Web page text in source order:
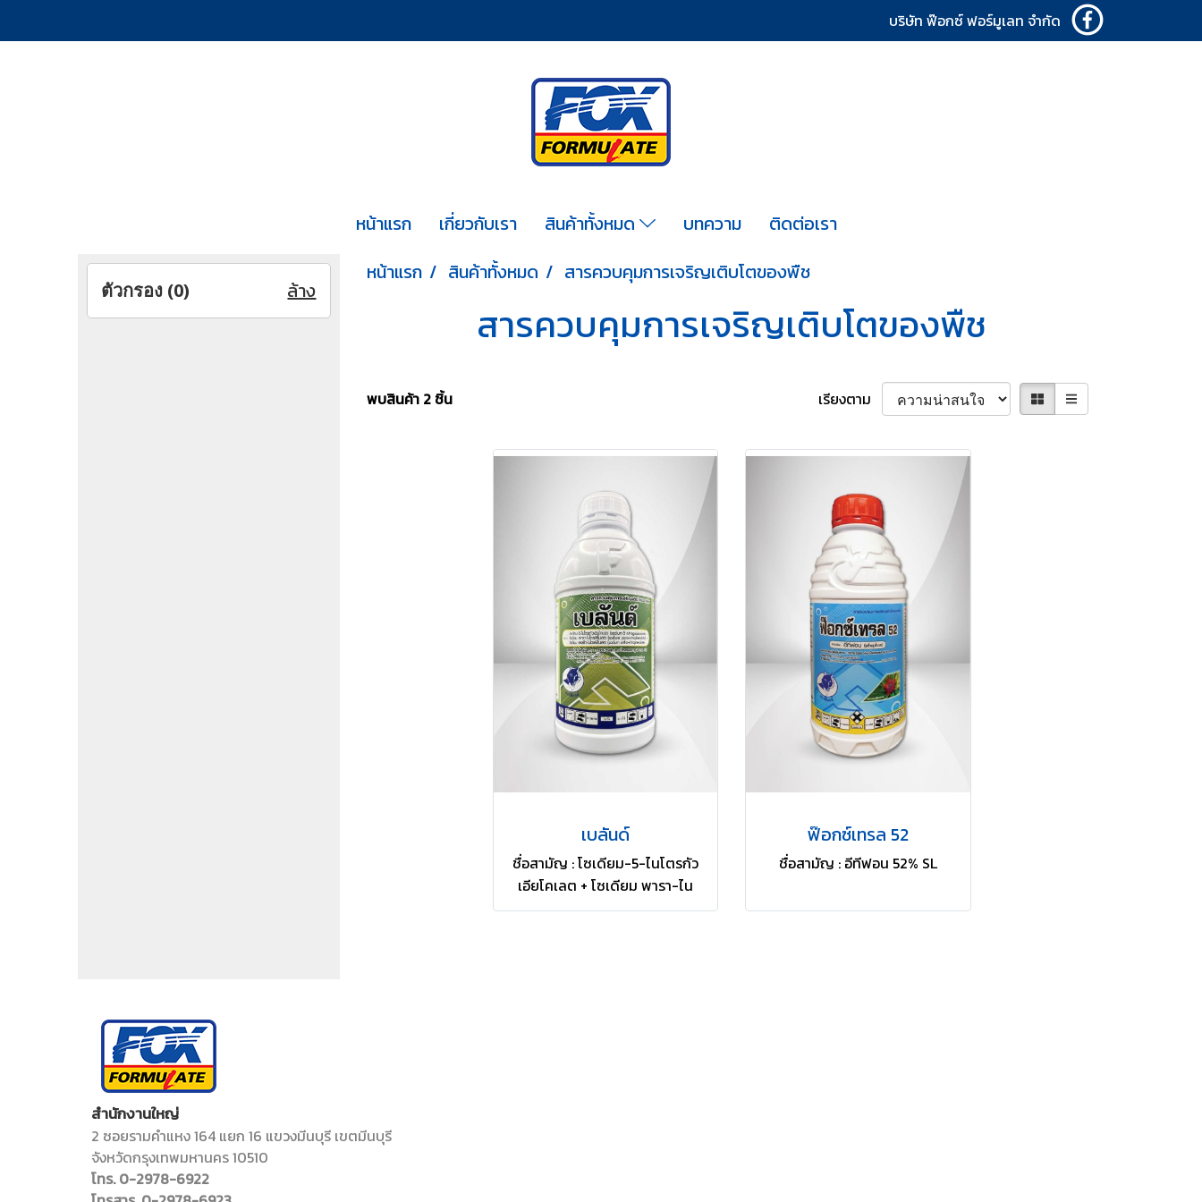
บริษัท ฟ๊อกซ์ ฟอร์มูเลท จำกัด
หน้าแรก เกี่ยวกับเรา สินค้าทั้งหมด บทความ
ติดต่อเรา
หน้าแรก
สินค้าทั้งหมด สารควบคุมการเจริญเติบโตของพืช
สารควบคุมการเจริญเติบโตของพืช
พบสินค้า 2 ชิ้น เรียงตาม
เบลันด์
ชื่อสามัญ : โซเดียม-5-ไนโตรกัว
เอียโคเลต + โซเดียม พารา-ไน
โตรฟีโนเลต + โซเดียม ออร์โท-ไน
ฟ๊อกซ์เทรล 52
ชื่อสามัญ : อีทีฟอน 52% SL
ตัวกรอง (0) ล้าง
สำนักงานใหญ่
2 ซอยรามคำแหง 164 แยก 16 แขวงมีนบุรี เขตมีนบุรี
จังหวัดกรุงเทพมหานคร 10510
โทร. 0-2978-6922